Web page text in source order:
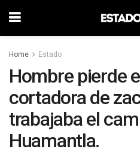
Home Estado
Hombre pierde
cortadora de
trabajaba el
Huamantla.